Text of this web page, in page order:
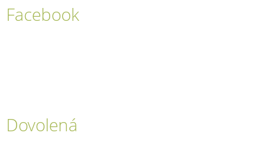
Facebook
Dovolená